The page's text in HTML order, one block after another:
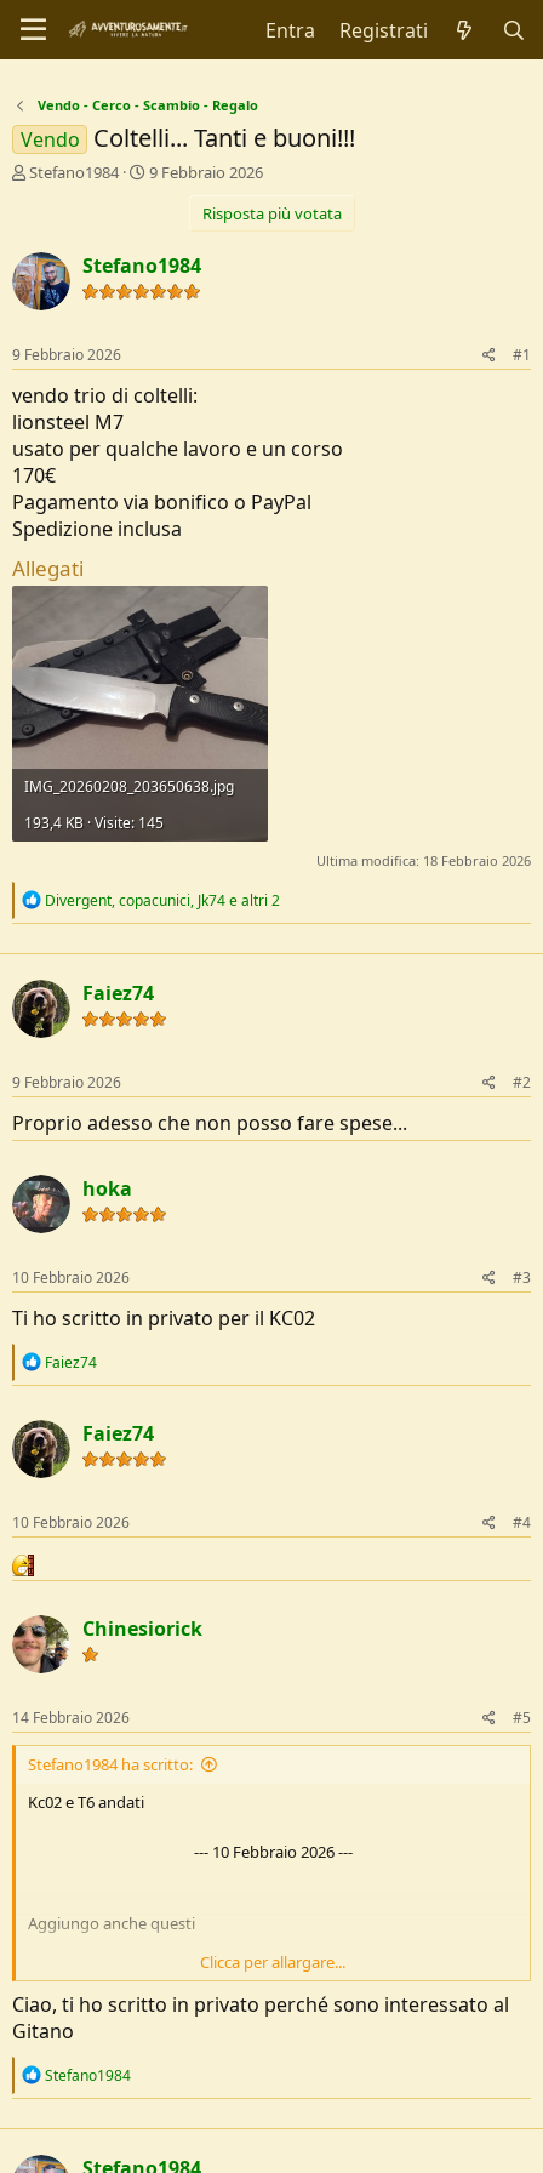
Entra Registrati
Vendo - Cerco - Scambio - Regalo
Vendo Coltelli... Tanti e buoni!!!
C
t
o
r
D
i
s
u
s
s
i
o
n
e
Stefano1984
D
d
i
z
i
9 Febbraio 2026
Risposta più votata
Stefano1984
9 Febbraio 2026 #1
vendo trio di coltelli:
lionsteel M7
usato per qualche lavoro e un corso
170€
Pagamento via bonifico o PayPal
Spedizione inclusa
Allegati
IMG_20260208_203650638.jpg
193,4 KB · Visite: 145
Ultima modifica: 18 Febbraio 2026
R
c
t
i
o
n
Divergent,copacunici, Jk74e altri 2
Faiez74
9 Febbraio 2026 #2
Proprio adesso che non posso fare spese...
hoka
10 Febbraio 2026 #3
Ti ho scritto in privato per il KC02
R
c
t
i
o
s
:
Faiez74
Faiez74
10 Febbraio 2026 #4
Chinesiorick
14 Febbraio 2026 #5
Stefano1984 ha scritto:
Kc02 e T6 andati
--- 10 Febbraio 2026---
Aggiungo anche questi
Versione in acciaio Magnacut e manico titanio blu e fibra di
carbonio
Nuovo mai uscito di casa
Pagamento PayPal o bonifico
Nuovo mai uscito di casa
Clicca per allargare...
Ciao, ti ho scritto in privato perché sono interessato al
Gitano
R
c
t
Stefano1984